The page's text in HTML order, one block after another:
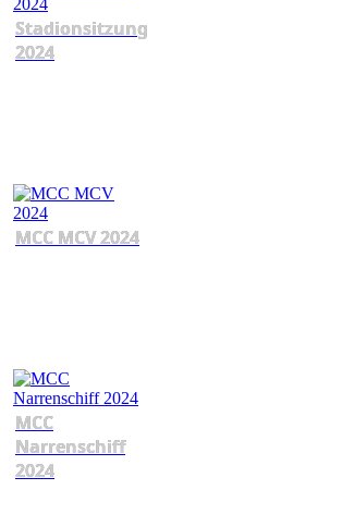
Stadionsitzung
2024
MCC MCV 2024
MCC
Narrenschiff
2024